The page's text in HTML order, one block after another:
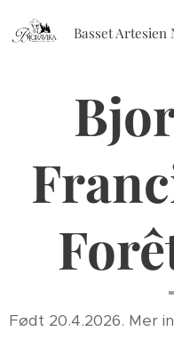
Basset Artesien
Født 20.4.2026. Mer